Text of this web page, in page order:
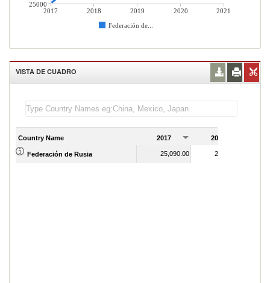
2017 2018 2019 2020
2021
Federación de...
25000
VISTA DE CUADRO
Country Name 2017 2018
Federación de Rusia 25,090.00 27,930.00